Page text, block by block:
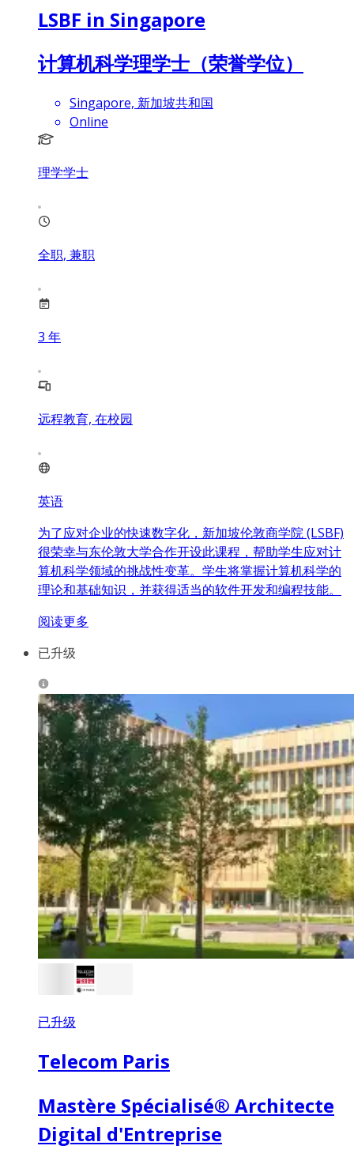
LSBF in Singapore
计算机科学理学士（荣誉学位）
Singapore, 新加坡共和国
Online
理学学士
全职, 兼职
3 年
远程教育, 在校园
英语
为了应对企业的快速数字化，新加坡伦敦商学院 (LSBF)
很荣幸与东伦敦大学合作开设此课程，帮助学生应对计
算机科学领域的挑战性变革。学生将掌握计算机科学的
理论和基础知识，并获得适当的软件开发和编程技能。
阅读更多
已升级
已升级
Telecom Paris
Mastère Spécialisé® Architecte
Digital d'Entreprise